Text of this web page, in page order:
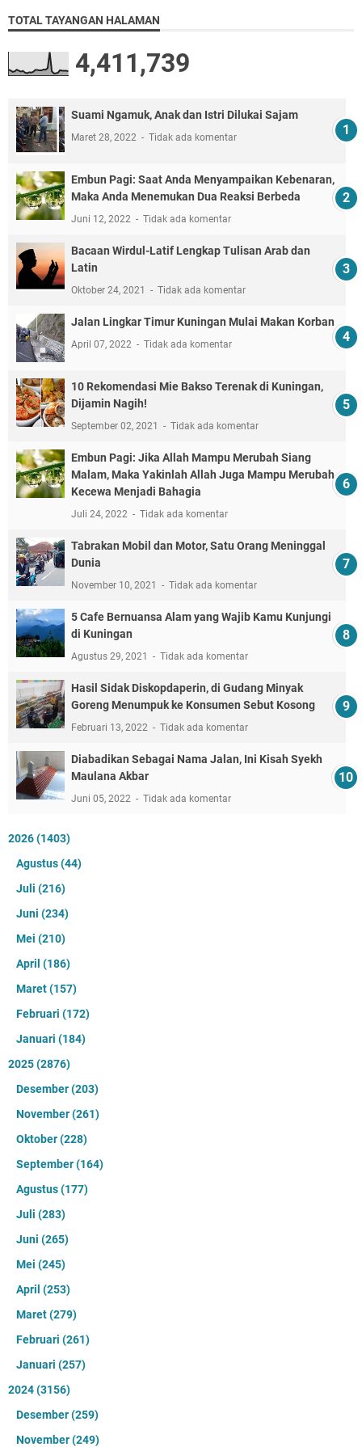
TOTAL TAYANGAN HALAMAN
4,411,739
Suami Ngamuk, Anak dan Istri Dilukai Sajam
Maret 28, 2022 Tidak ada komentar
Embun Pagi: Saat Anda Menyampaikan Kebenaran,
Maka Anda Menemukan Dua Reaksi Berbeda
Juni 12, 2022 Tidak ada komentar
Bacaan Wirdul-Latif Lengkap Tulisan Arab dan
Latin
Oktober 24, 2021 Tidak ada komentar
Jalan Lingkar Timur Kuningan Mulai Makan Korban
April 07, 2022 Tidak ada komentar
10 Rekomendasi Mie Bakso Terenak di Kuningan,
Dijamin Nagih!
September 02, 2021 Tidak ada komentar
Embun Pagi: Jika Allah Mampu Merubah Siang
Malam, Maka Yakinlah Allah Juga Mampu Merubah
Kecewa Menjadi Bahagia
Juli 24, 2022 Tidak ada komentar
Tabrakan Mobil dan Motor, Satu Orang Meninggal
Dunia
November 10, 2021 Tidak ada komentar
5 Cafe Bernuansa Alam yang Wajib Kamu Kunjungi
di Kuningan
Agustus 29, 2021 Tidak ada komentar
Hasil Sidak Diskopdaperin, di Gudang Minyak
Goreng Menumpuk ke Konsumen Sebut Kosong
Februari 13, 2022 Tidak ada komentar
Diabadikan Sebagai Nama Jalan, Ini Kisah Syekh
Maulana Akbar
Juni 05, 2022 Tidak ada komentar
2026(1403)
Agustus(44)
Juli (216)
Juni (234)
Mei (210)
April (186)
Maret(157)
Februari (172)
Januari (184)
2025(2876)
Desember(203)
November(261)
Oktober(228)
September(164)
Agustus(177)
Juli (283)
Juni (265)
Mei (245)
April (253)
Maret(279)
Februari (261)
Januari (257)
2024(3156)
Desember(259)
November(249)